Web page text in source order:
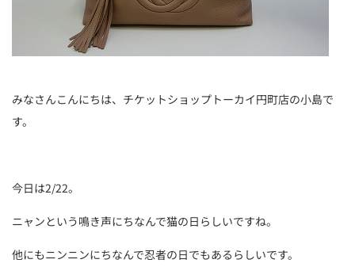
みなさんこんにちは、チケットショップトーカイ円町店の小島で
す。
今日は2/22。
ニャンという鳴き声にちなんで猫の日らしいですね。
他にもニンニンにちなんで忍者の日でもあるらしいです。